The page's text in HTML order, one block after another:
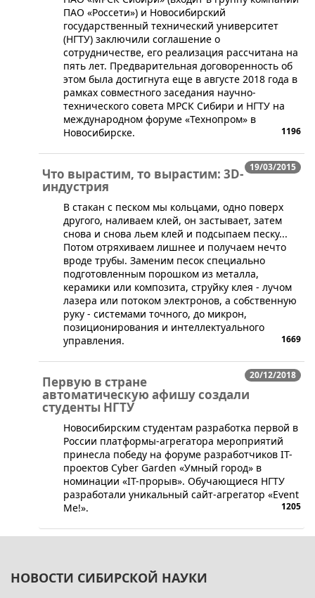
ПАО «Россети») и Новосибирский
государственный технический университет
(НГТУ) заключили соглашение о
сотрудничестве, его реализация рассчитана на
пять лет. Предварительная договоренность об
этом была достигнута еще в августе 2018 года в
рамках совместного заседания научно-
технического совета МРСК Сибири и НГТУ на
международном форуме «Технопром» в
Новосибирске.
1196
19/03/2015
Что вырастим, то вырастим: 3D-
индустрия
​В стакан с песком мы кольцами, одно поверх
другого, наливаем клей, он застывает, затем
снова и снова льем клей и подсыпаем песку...
Потом отряхиваем лишнее и получаем нечто
вроде трубы. Заменим песок специально
подготовленным порошком из металла,
керамики или композита, струйку клея - лучом
лазера или потоком электронов, а собственную
руку - системами точного, до микрон,
позиционирования и интеллектуального
управления.
1669
20/12/2018
Первую в стране
автоматическую афишу создали
студенты НГТУ
​Новосибирским студентам разработка первой в
России платформы-агрегатора мероприятий
принесла победу на форуме разработчиков IT-
проектов Cyber Garden «Умный город» в
номинации «IT-прорыв». Обучающиеся НГТУ
разработали уникальный сайт-агрегатор «Event
Me!».
1205
НОВОСТИ СИБИРСКОЙ НАУКИ